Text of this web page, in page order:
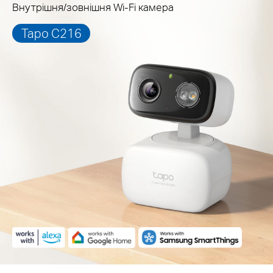
Внутрішня/зовнішня Wi-Fi камера
Таpо С216